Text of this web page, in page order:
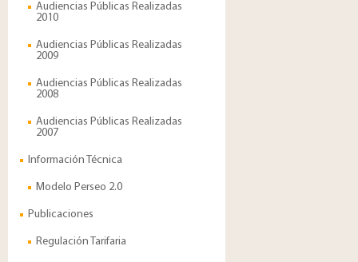
Audiencias Públicas Realizadas
2010
Audiencias Públicas Realizadas
2009
Audiencias Públicas Realizadas
2008
Audiencias Públicas Realizadas
2007
Información Técnica
Modelo Perseo 2.0
Publicaciones
Regulación Tarifaria